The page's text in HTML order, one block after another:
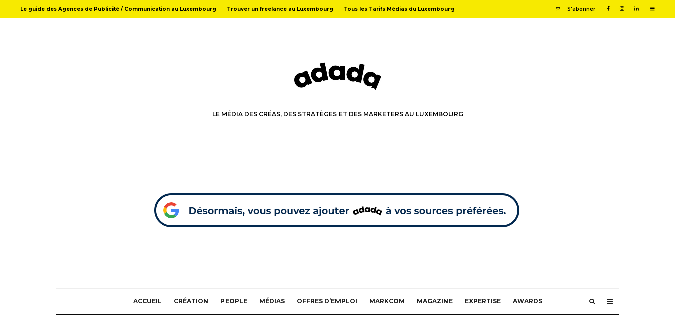
Le guide des Agences de Publicité / Communication au Luxembourg Trouver un freelance au Luxembourg Tous les Tarifs Médias du Luxembourg S'abonner
LE MÉDIA DES CRÉAS, DES STRATÈGES ET DES MARKETERS AU LUXEMBOURG
ACCUEIL CRÉATION PEOPLE MÉDIAS OFFRES D’EMPLOI MARKCOM MAGAZINE EXPERTISE AWARDS